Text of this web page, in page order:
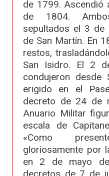
de 1799. Ascendió
de 1804.
sepultados el 3 de
de San Martín. En
restos,
San Isidro. El 2
condujeron desde
erigido en el
decreto de 24 de
Anuario Militar
escala de
«Como
gloriosamente por
en 2 de mayo